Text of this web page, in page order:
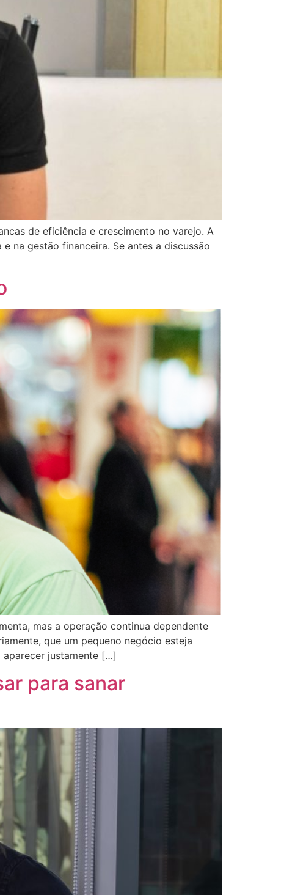
de eficiência e crescimento no varejo. A
na gestão financeira. Se antes a discussão
mas a operação continua dependente
que um pequeno negócio esteja
aparecer justamente […]
para sanar